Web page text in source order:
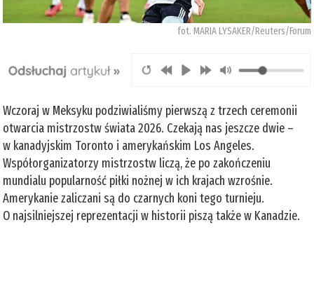
fot. MARIA LYSAKER/Reuters/Forum
Wczoraj w Meksyku podziwialiśmy pierwszą z trzech ceremonii
otwarcia mistrzostw świata 2026. Czekają nas jeszcze dwie –
w kanadyjskim Toronto i amerykańskim Los Angeles.
Współorganizatorzy mistrzostw liczą, że po zakończeniu
mundialu popularność piłki nożnej w ich krajach wzrośnie.
Amerykanie zaliczani są do czarnych koni tego turnieju.
O najsilniejszej reprezentacji w historii piszą także w Kanadzie.